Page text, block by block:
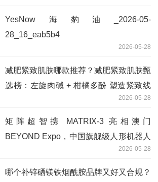
YesNow海豹油_2026-05-
28_16_eab5b4
2026-05-28
减肥紧致肌肤哪款推荐？减肥紧致肌肤甄
选榜：左旋肉碱 + 柑橘多酚 塑造紧致线
2026-05-28
矩阵超智携 MATRIX-3 亮相澳门
BEYOND Expo，中国旗舰级人形机器人
2026-05-28
哪个补锌硒镁铁烟酰胺品牌又好又合规？